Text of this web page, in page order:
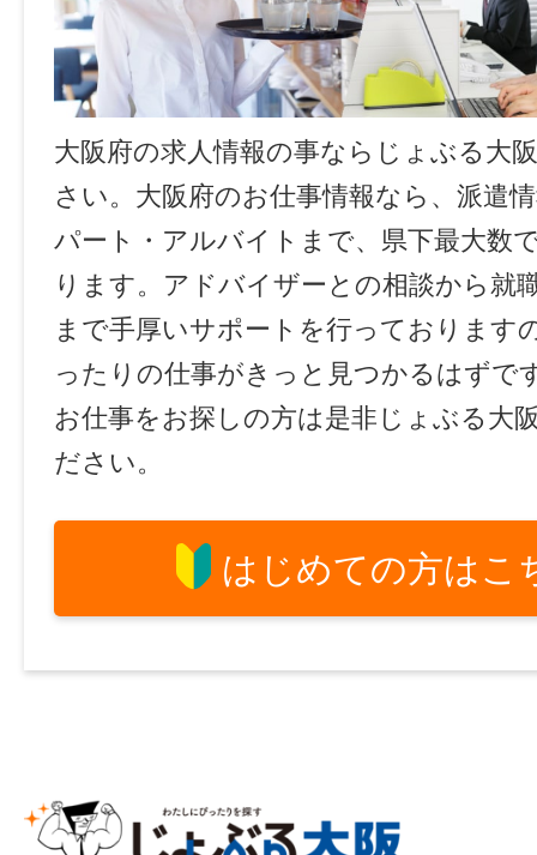
大阪府の求人情報の事ならじょぶる大
さい。大阪府のお仕事情報なら、派遣
パート・アルバイトまで、県下最大数
ります。アドバイザーとの相談から就
まで手厚いサポートを行っております
ったりの仕事がきっと見つかるはずで
お仕事をお探しの方は是非じょぶる大
ださい。
はじめての方はこ